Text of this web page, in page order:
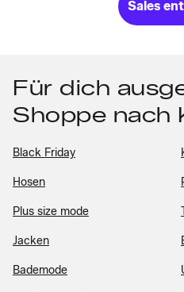
Sales
Für dich
Shoppe nach
Black Friday
Hosen
Plus size mode
Jacken
Bademode